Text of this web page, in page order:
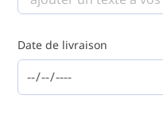
Date de livraison